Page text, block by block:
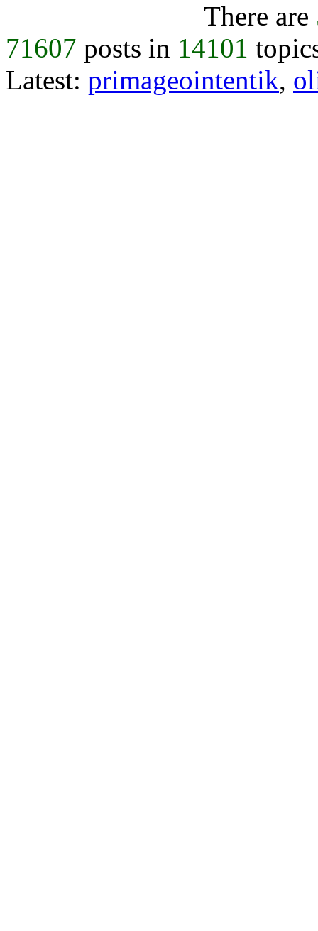
There are
71607 posts in 14101
Latest: primageointentik,